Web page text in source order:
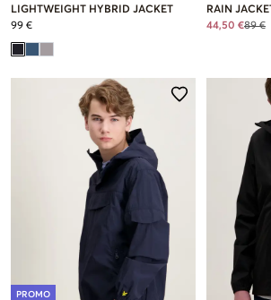
LIGHTWEIGHT HYBRID JACKET
99 €
RAIN JACKET
44,50 €89 €
PROMO